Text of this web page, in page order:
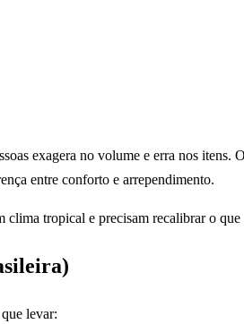
exagera no volume e erra nos
entre conforto e arrependimento.
clima tropical e precisam recalibrar o
levar: